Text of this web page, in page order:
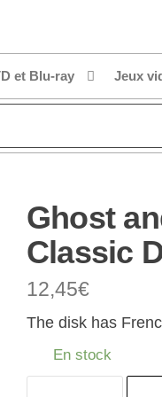
et Blu-ray Jeux
Ghost
Classic
12,45€
The disk has
En stock